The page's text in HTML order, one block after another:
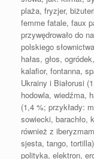
plaża, fryzjer,
femme fatale, faux
przywędrowało do
polskiego
hałas, głos,
kalafior, fontanna,
Ukrainy i Białorusi
hodowla, wiedźma,
(1,4 %; przykłady:
sowiecki, barachło,
również z
sjesta, tango,
polityka, elektron,